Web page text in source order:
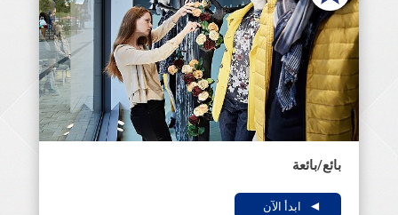
بائع/بائعة
ابدأ الآن